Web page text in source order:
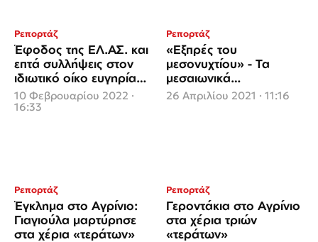
Ρεπορτάζ
Έφοδος της ΕΛ.ΑΣ. και
επτά συλλήψεις στoν
ιδιωτικό οίκο ευγηρίας
Αγία Σκέπη στα Χανιά
10 Φεβρουαρίου 2022 ·
16:33
Ρεπορτάζ
«Εξπρές του
μεσονυχτίου» - Τα
μεσαιωνικά
βασανιστήρια στο
γηροκομείο-«φυλακή»
26 Απριλίου 2021 · 11:16
Ρεπορτάζ
Έγκλημα στο Αγρίνιο:
Γιαγιούλα μαρτύρησε
στα χέρια «τεράτων»
Ρεπορτάζ
Γεροντάκια στο Αγρίνιο
στα χέρια τριών
«τεράτων»